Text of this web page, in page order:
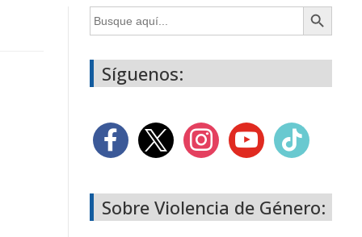
Buscar: Botón de búsqueda
Síguenos:
Sobre Violencia de Género: